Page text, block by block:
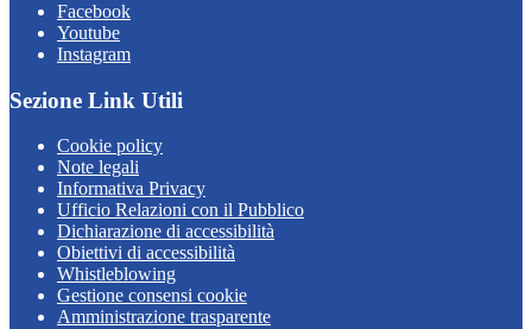
Facebook
Youtube
Instagram
Sezione Link Utili
Cookie policy
Note legali
Informativa Privacy
Ufficio Relazioni con il Pubblico
Dichiarazione di accessibilità
Obiettivi di accessibilità
Whistleblowing
Gestione consensi cookie
Amministrazione trasparente